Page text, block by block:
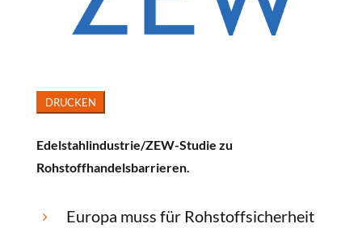
Edelstahlindustrie/ZEW-Studie zu
Rohstoffhandelsbarrieren.
5
Europa muss für Rohstoffsicherheit